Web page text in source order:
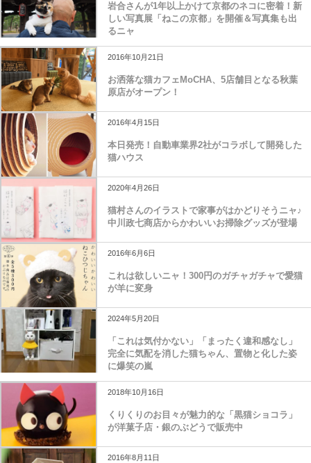
岩合さんが1年以上かけて京都のネコに密着！新
しい写真展「ねこの京都」を開催＆写真集も出
るニャ
2016年10月21日
お洒落な猫カフェMoCHA、5店舗目となる秋葉
原店がオープン！
2016年4月15日
本日発売！自動車業界2社がコラボして開発した
猫ハウス
2020年4月26日
猫村さんのイラストで家事がはかどりそうニャ♪
中川政七商店からかわいいお掃除グッズが登場
2016年6月6日
これは欲しいニャ！300円のガチャガチャで愛猫
が羊に変身
2024年5月20日
「これは気付かない」「まったく違和感なし」
完全に気配を消した猫ちゃん、置物と化した姿
に爆笑の嵐
2018年10月16日
くりくりのお目々が魅力的な「黒猫ショコラ」
が洋菓子店・銀のぶどうで販売中
2016年8月11日